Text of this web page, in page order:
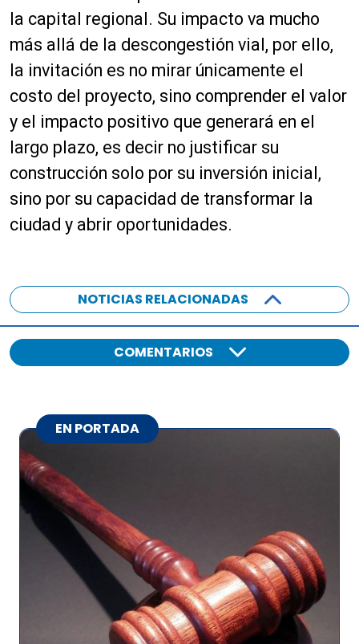
la capital regional. Su impacto va mucho
más allá de la descongestión vial, por ello,
la invitación es no mirar únicamente el
costo del proyecto, sino comprender el valor
y el impacto positivo que generará en el
largo plazo, es decir no justificar su
construcción solo por su inversión inicial,
sino por su capacidad de transformar la
ciudad y abrir oportunidades.
NOTICIAS RELACIONADAS
COMENTARIOS
EN PORTADA